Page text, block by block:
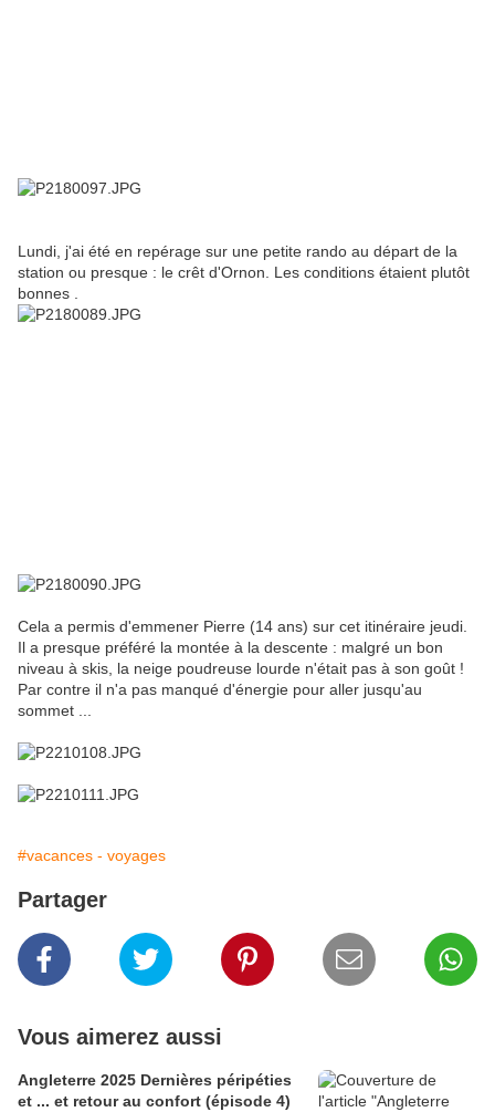
Lundi, j'ai été en repérage sur une petite rando au départ de la
station ou presque : le crêt d'Ornon. Les conditions étaient plutôt
bonnes .
Cela a permis d'emmener Pierre (14 ans) sur cet itinéraire jeudi.
Il a presque préféré la montée à la descente : malgré un bon
niveau à skis, la neige poudreuse lourde n'était pas à son goût !
Par contre il n'a pas manqué d'énergie pour aller jusqu'au
sommet ...
#vacances - voyages
Partager
Vous aimerez aussi
Angleterre 2025 Dernières péripéties
et ... et retour au confort (épisode 4)